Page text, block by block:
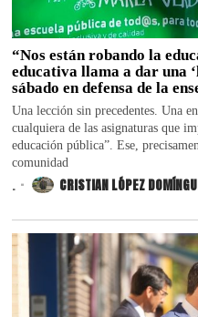
“Nos están robando la
educativa llama a dar una
sábado en defensa de la
Una lección sin precedentes. Una
cualquiera de las asignaturas que
educación pública”. Ese,
comunidad
. CRISTIAN LÓPEZ